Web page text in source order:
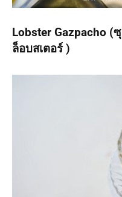
Lobster Gazpacho (
ล็อบสเตอร์ )